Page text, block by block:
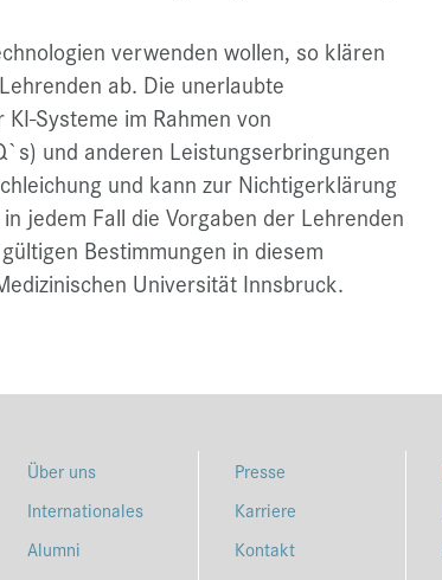
verwenden wollen, so klären
ab. Die unerlaubte
Systeme im Rahmen von
und anderen Leistungserbringungen
und kann zur Nichtigerklärung
jedem Fall die Vorgaben der Lehrenden
Bestimmungen in diesem
Universität Innsbruck.
Über uns
Internationales
Alumni
Presse
Karriere
Kontakt